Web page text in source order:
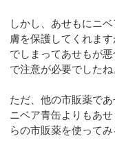
しかし、あせもにニ
膚を保護してくれま
でしまってあせもが
で注意が必要でしたね
ただ、他の市販薬で
ニベア青缶よりもあ
らの市販薬を使って